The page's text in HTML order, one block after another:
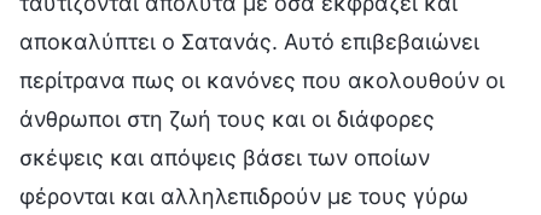
αποκαλύπτει ο Σατανάς. Αυτό επιβεβαιώνει
περίτρανα πως οι κανόνες που ακολουθούν οι
άνθρωποι στη ζωή τους και οι διάφορες
σκέψεις και απόψεις βάσει των οποίων
φέρονται και αλληλεπιδρούν με τους γύρω